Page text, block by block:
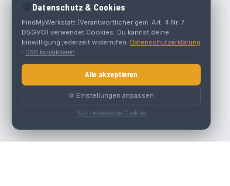
🍪 Datenschutz & Cookies
FindMyWerkstatt (Verantwortlicher gem. Art. 4 Nr. 7
DSGVO) verwendet Cookies. Du kannst deine
Einwilligung jederzeit widerrufen. Datenschutzerklärung
· DSB kontaktieren
Alle akzeptieren
⚙️ Einstellungen anpassen
Nur notwendige Cookies